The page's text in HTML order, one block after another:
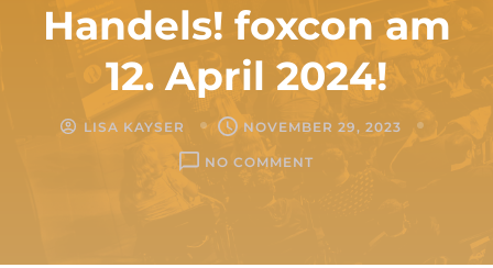
Handels! foxcon am
12. April 2024!
LISA KAYSER NOVEMBER 29, 2023
NO COMMENT